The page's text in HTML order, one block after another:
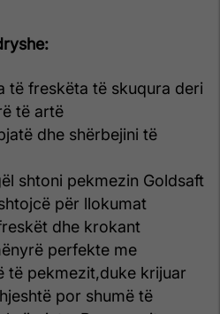
të freskëta të skuqura deri
të artë
dhe shërbejini të
shtoni pekmezin Goldsaft
për llokumat
dhe krokant
perfekte me
të pekmezit,duke krijuar
por shumë të